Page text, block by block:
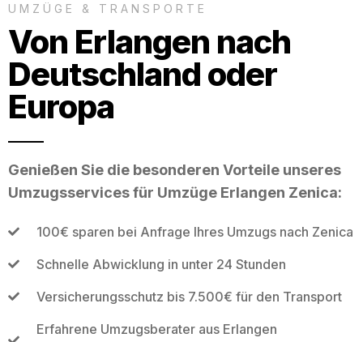
UMZÜGE & TRANSPORTE
Von Erlangen nach
Deutschland oder
Europa
Genießen Sie die besonderen Vorteile unseres
Umzugsservices für Umzüge Erlangen Zenica:
100€ sparen bei Anfrage Ihres Umzugs nach Zenica
Schnelle Abwicklung in unter 24 Stunden
Versicherungsschutz bis 7.500€ für den Transport
Erfahrene Umzugsberater aus Erlangen